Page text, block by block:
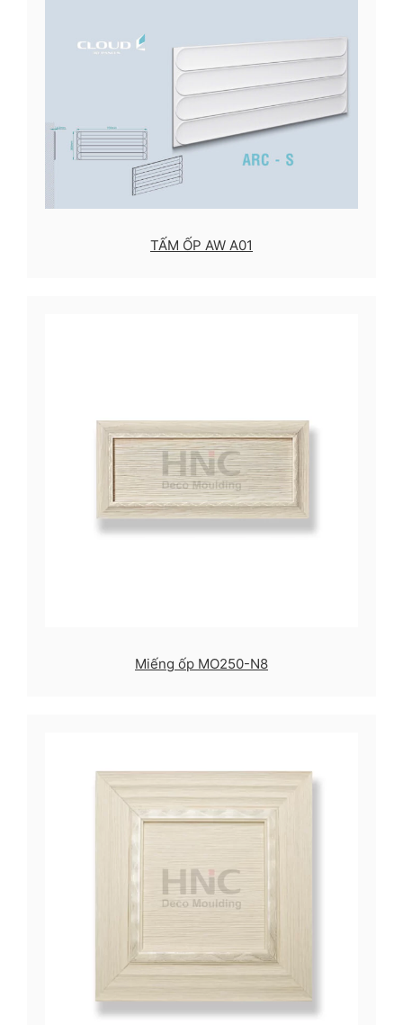
TẤM ỐP AW A01
Miếng ốp MO250-N8